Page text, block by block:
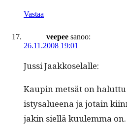
Vastaa
veepee sanoo:
26.11.2008 19:01
Jus­si Jaakkoselalle:
Kaupin met­sät on
istysalueena ja jotain
jakin siel­lä kuulem­ma